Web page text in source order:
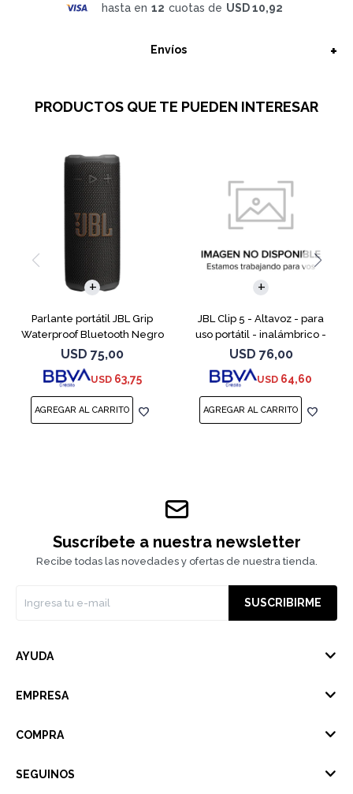
hasta en 12 cuotas de USD 10,92
Envíos
PRODUCTOS QUE TE PUEDEN INTERESAR
Parlante portátil JBL Grip
Waterproof Bluetooth Negro
USD 75,00
USD 63,75
JBL Clip 5 - Altavoz - para
uso portátil - inalámbrico -
Bluetooth - controlado por
aplicación - 7 vatios - rojo
USD 76,00
USD 64,60
Suscríbete a nuestra newsletter
Recibe todas las novedades y ofertas de nuestra tienda.
SUSCRIBIRME
AYUDA
EMPRESA
COMPRA
SEGUINOS